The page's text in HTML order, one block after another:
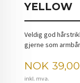
YELLOW
Veldig god
gjerne som
Pris
NOK 39,00
inkl. mva.